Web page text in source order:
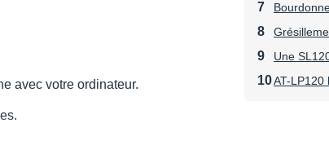
avec votre ordinateur.
Une
AT-LP120